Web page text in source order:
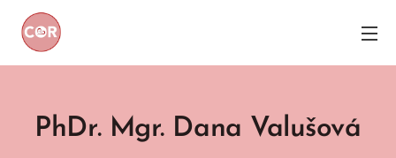
PhDr. Mgr. Dana Valušová